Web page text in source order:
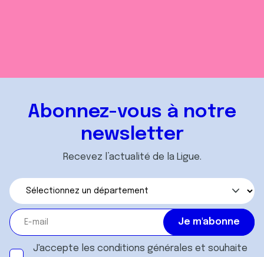
Abonnez-vous à notre
newsletter
Recevez l’actualité de la Ligue.
J'accepte les conditions générales et souhaite